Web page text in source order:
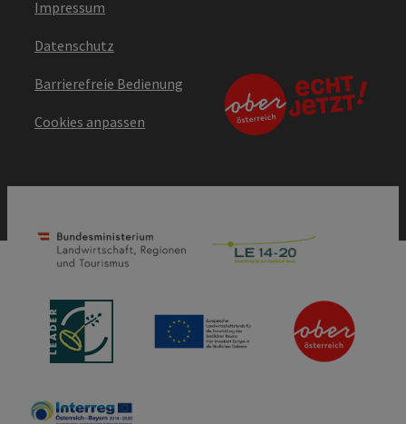
Impressum
Datenschutz
Barrierefreie Bedienung
Cookies anpassen